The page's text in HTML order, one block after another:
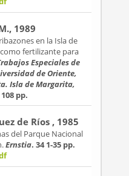
1989
en la Isla de
fertilizante para
Especiales de
de Oriente,
Isla de Margarita,
pp.
de Ríos , 1985
del Parque Nacional
Ernstia. 341-35 pp.